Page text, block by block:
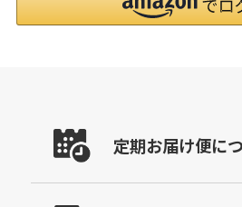
定期お届け便に